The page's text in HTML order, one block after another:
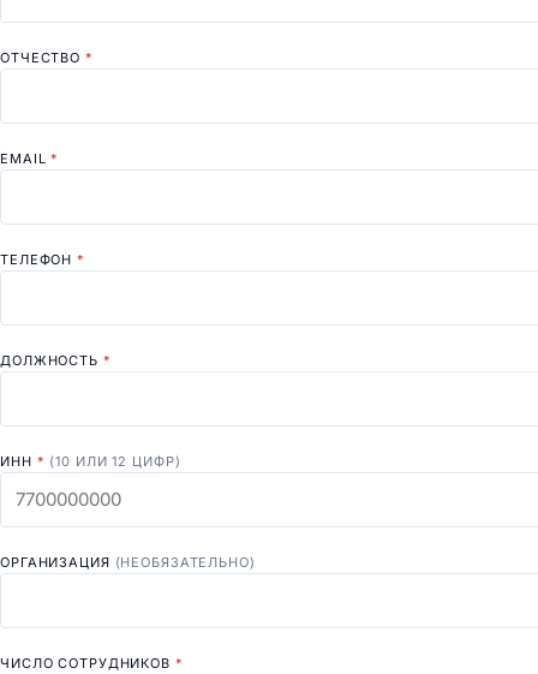
ОТЧЕСТВО *
EMAIL*
ТЕЛЕФОН*
ДОЛЖНОСТЬ *
ИНН * (10 ИЛИ 12 ЦИФР)
ОРГАНИЗАЦИЯ (НЕОБЯЗАТЕЛЬНО)
ЧИСЛО СОТРУДНИКОВ *